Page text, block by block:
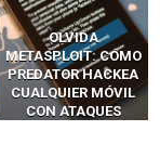
CÓMO LOS HACKERS
INTERCEPTAN OTPS
Y LLAMADAS
MÓVILES SIN
‘HACKEAR’ — EL